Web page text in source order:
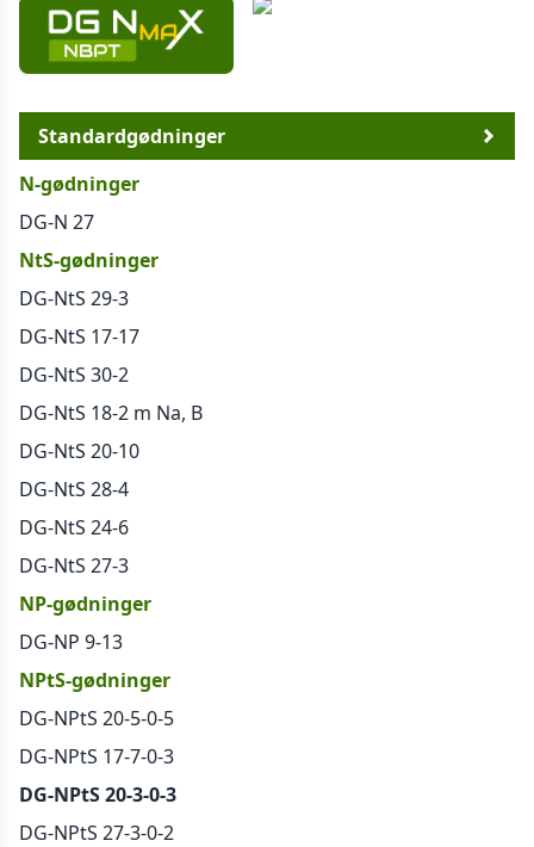
Standardgødninger
N-gødninger
DG-N 27
NtS-gødninger
DG-NtS 29-3
DG-NtS 17-17
DG-NtS 30-2
DG-NtS 18-2 m Na, B
DG-NtS 20-10
DG-NtS 28-4
DG-NtS 24-6
DG-NtS 27-3
NP-gødninger
DG-NP 9-13
NPtS-gødninger
DG-NPtS 20-5-0-5
DG-NPtS 17-7-0-3
DG-NPtS 20-3-0-3
DG-NPtS 27-3-0-2